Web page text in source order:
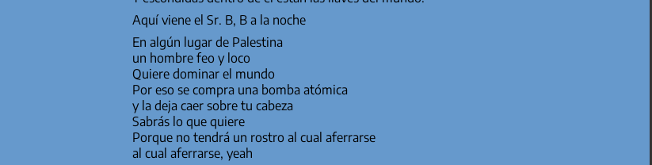
Aquí viene el Sr. B, B a la noche
En algún lugar de Palestina
un hombre feo y loco
Quiere dominar el mundo
Por eso se compra una bomba atómica
y la deja caer sobre tu cabeza
Sabrás lo que quiere
Porque no tendrá un rostro al cual aferrarse
al cual aferrarse, yeah